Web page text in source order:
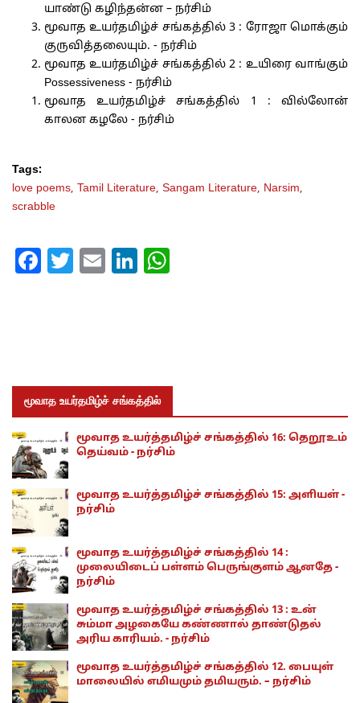
யாண்டு கழிந்தன்ன – நர்சிம்
மூவாத உயர்தமிழ்ச் சங்கத்தில் 3 : ரோஜா மொக்கும்
குருவித்தலையும். - நர்சிம்
மூவாத உயர்தமிழ்ச் சங்கத்தில் 2 : உயிரை வாங்கும்
Possessiveness - நர்சிம்
மூவாத உயர்தமிழ்ச் சங்கத்தில் 1 : வில்லோன்
காலன கழலே - நர்சிம்
Tags:
love poems, Tamil Literature, Sangam Literature, Narsim,
scrabble
Facebook
Twitter
EmailLinkedIn
மூவாத உயர்தமிழ்ச் சங்கத்தில்
மூவாத உயர்த்தமிழ்ச் சங்கத்தில் 16: தெறூஉம்
தெய்வம் - நர்சிம்
மூவாத உயர்த்தமிழ்ச் சங்கத்தில் 15: அளியள் -
நர்சிம்
மூவாத உயர்த்தமிழ்ச் சங்கத்தில் 14 :
முலையிடைப் பள்ளம் பெருங்குளம் ஆனதே -
நர்சிம்
மூவாத உயர்த்தமிழ்ச் சங்கத்தில் 13 : உன்
சும்மா அழகையே கண்ணால் தாண்டுதல்
அரிய காரியம். - நர்சிம்
மூவாத உயர்த்தமிழ்ச் சங்கத்தில் 12. பையுள்
மாலையில் எமியமும் தமியரும். – நர்சிம்